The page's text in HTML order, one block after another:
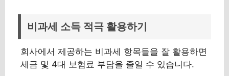
비과세 소득 적극 활용하기
회사에서 제공하는 비과세 항목들을 잘 활용하면
세금 및 4대 보험료 부담을 줄일 수 있습니다.